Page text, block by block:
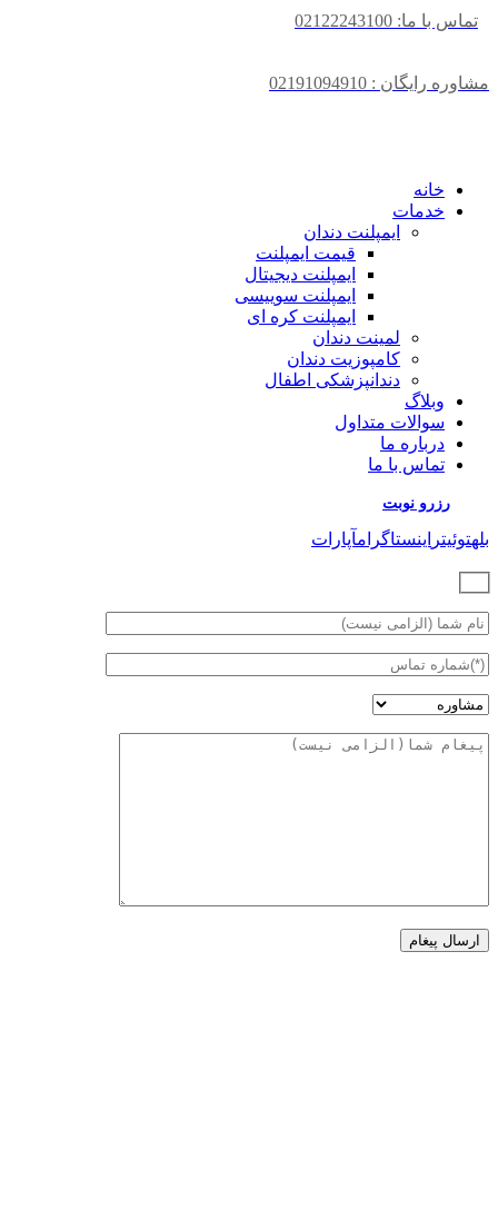
تماس با ما: 02122243100
مشاوره رایگان : 02191094910
خانه
خدمات
ایمپلنت دندان
قیمت ایمپلنت
ایمپلنت دیجیتال
ایمپلنت سوییسی
ایمپلنت کره ای
لمینت دندان
کامپوزیت دندان
دندانپزشکی اطفال
وبلاگ
سوالات متداول
درباره ما
تماس با ما
رزرو نوبت
بلهتوئیتر اینستاگرامآپارات